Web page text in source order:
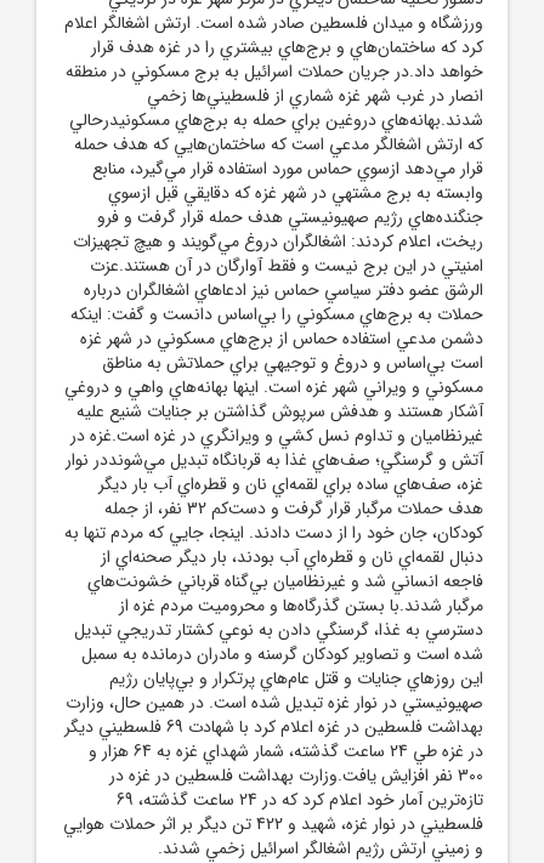
ورزشگاه و ميدان فلسطين صادر شده است. ارتش اشغالگر اعلام
کرد که ساختمان‌هاي و برج‌هاي بيشتري را در غزه هدف قرار
خواهد داد.در جريان حملات اسرائيل به برج مسکوني در منطقه
انصار در غرب شهر غزه شماري از فلسطيني‌ها زخمي
شدند.بهانه‌هاي دروغين براي حمله به برج‌هاي مسکونيدرحالي
که ارتش اشغالگر مدعي است که ساختمان‌هايي که هدف حمله
قرار مي‌دهد ازسوي حماس مورد استفاده قرار مي‌گيرد، منابع
وابسته به برج مشتهي در شهر غزه که دقايقي قبل ازسوي
جنگنده‌هاي رژيم صهيونيستي هدف حمله قرار گرفت و فرو
ريخت، اعلام کردند: اشغالگران دروغ مي‌گويند و هيچ تجهيزات
امنيتي در اين برج نيست و فقط آوارگان در آن هستند.عزت
الرشق عضو دفتر سياسي حماس نيز ادعاهاي اشغالگران درباره
حملات به برج‌هاي مسکوني را بي‌اساس دانست و گفت: اينکه
دشمن مدعي استفاده حماس از برج‌هاي مسکوني در شهر غزه
است بي‌اساس و دروغ و توجيهي براي حملاتش به مناطق
مسکوني و ويراني شهر غزه است. اينها بهانه‌هاي واهي و دروغي
آشکار هستند و هدفش سرپوش گذاشتن بر جنايات شنيع عليه
غيرنظاميان و تداوم نسل کشي و ويرانگري در غزه است.غزه در
آتش و گرسنگي؛ صف‌هاي غذا به قربانگاه تبديل مي‌شونددر نوار
غزه، صف‌هاي ساده براي لقمه‌اي نان و قطره‌اي آب بار ديگر
هدف حملات مرگبار قرار گرفت و دست‌کم 32 نفر، از جمله
کودکان، جان خود را از دست دادند. اينجا، جايي که مردم تنها به
دنبال لقمه‌اي نان و قطره‌اي آب بودند، بار ديگر صحنه‌اي از
فاجعه انساني شد و غيرنظاميان بي‌گناه قرباني خشونت‌هاي
مرگبار شدند.با بستن گذرگاه‌ها و محروميت مردم غزه از
دسترسي به غذا، گرسنگي دادن به نوعي کشتار تدريجي تبديل
شده است و تصاوير کودکان گرسنه و مادران درمانده به سمبل
اين روزهاي جنايات و قتل عام‌هاي پرتکرار و بي‌پايان رژيم
صهيونيستي در نوار غزه تبديل شده است. در همين حال، وزارت
بهداشت فلسطين در غزه اعلام کرد با شهادت 69 فلسطيني ديگر
در غزه طي 24 ساعت گذشته، شمار شهداي غزه به 64 هزار و
300 نفر افزايش يافت.وزارت بهداشت فلسطين در غزه در
تازه‌ترين آمار خود اعلام کرد که در 24 ساعت گذشته، 69
فلسطيني در نوار غزه، شهيد و 422 تن ديگر بر اثر حملات هوايي
و زميني ارتش رژيم اشغالگر اسرائيل زخمي شدند.